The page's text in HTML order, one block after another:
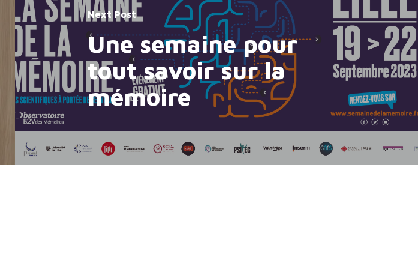
Next Post
Une semaine pour
tout savoir sur la
mémoire